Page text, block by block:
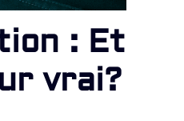
: Et
vrai?